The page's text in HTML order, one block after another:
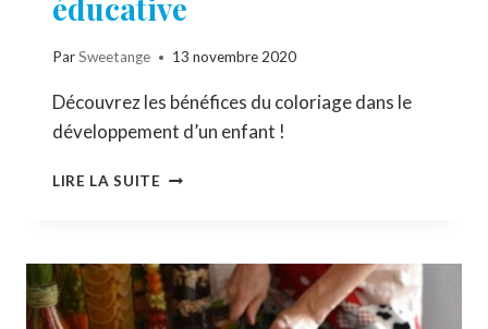
ParSweetange 13 novembre 2020
Découvrez les bénéfices du coloriage dans le
développement d’un enfant !
LIRE LA SUITE
:
UNE
ACTIVITÉ